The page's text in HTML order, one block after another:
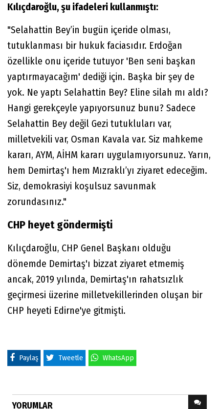
Kılıçdaroğlu, şu ifadeleri kullanmıştı:
"Selahattin Bey’in bugün içeride olması,
tutuklanması bir hukuk faciasıdır. Erdoğan
özellikle onu içeride tutuyor 'Ben seni başkan
yaptırmayacağım' dediği için. Başka bir şey de
yok. Ne yaptı Selahattin Bey? Eline silah mı aldı?
Hangi gerekçeyle yapıyorsunuz bunu? Sadece
Selahattin Bey değil Gezi tutukluları var,
milletvekili var, Osman Kavala var. Siz mahkeme
kararı, AYM, AİHM kararı uygulamıyorsunuz. Yarın,
hem Demirtaş'ı hem Mızraklı’yı ziyaret edeceğim.
Siz, demokrasiyi koşulsuz savunmak
zorundasınız."
CHP heyet göndermişti
Kılıçdaroğlu, CHP Genel Başkanı olduğu
dönemde Demirtaş'ı bizzat ziyaret etmemiş
ancak, 2019 yılında, Demirtaş'ın rahatsızlık
geçirmesi üzerine milletvekillerinden oluşan bir
CHP heyeti Edirne'ye gitmişti.
Paylaş Tweetle WhatsApp
YORUMLAR